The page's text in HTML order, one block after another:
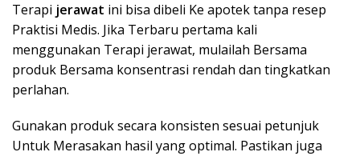
Terapi jerawat ini bisa dibeli Ke apotek tanpa resep
Praktisi Medis. Jika Terbaru pertama kali
menggunakan Terapi jerawat, mulailah Bersama
produk Bersama konsentrasi rendah dan tingkatkan
perlahan.
Gunakan produk secara konsisten sesuai petunjuk
Untuk Merasakan hasil yang optimal. Pastikan juga